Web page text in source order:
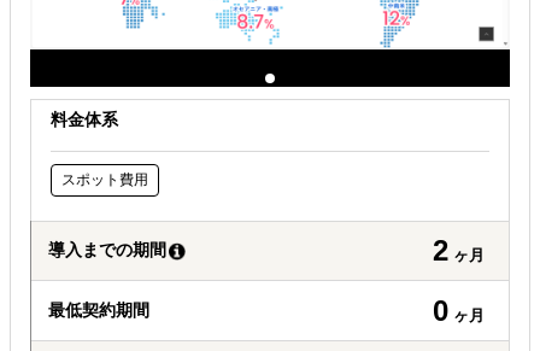
料金体系
スポット費用
導入までの期間 2 ヶ月
最低契約期間 0 ヶ月